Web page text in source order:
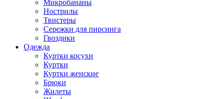
Микробананы
Нострилы
Твистеры
Сережки для пирсинга
Гвоздики
Одежда
Куртки косухи
Куртки
Куртки женские
Брюки
Жилеты